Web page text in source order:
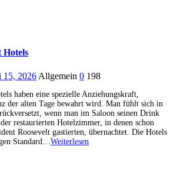
Hotels
15, 2026 Allgemein 0 198
haben eine spezielle Anziehungskraft,
der alten Tage bewahrt wird. Man fühlt sich in
wenn man im Saloon seinen Drink
restaurierten Hotelzimmer, in denen schon
Roosevelt gastierten, übernachtet. Die Hotels
Standard… Weiterlesen